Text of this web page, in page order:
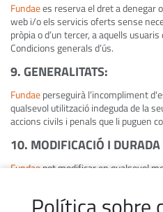
Fundaees reserva el dret a denegar
web i/o els servicis oferts sense
pròpia o d’un tercer, a aquells
Condicions generals d’ús.
9. GENERALITATS:
Fundaeperseguirà l’incompliment
qualsevol utilització indeguda de la
accions civils i penals que li puguen
10. MODIFICACIÓ I DURADA
Fundaepot modificar en qualsevol
vigents fins que siguen modificades